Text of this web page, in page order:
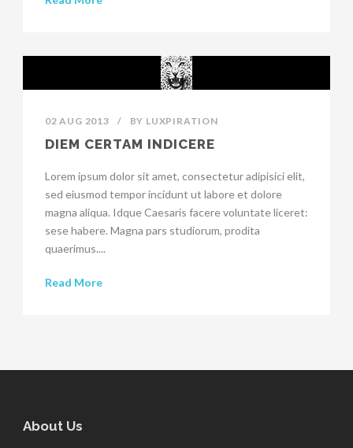
02 AUG 2013 / BY LUXPIRATION
DIEM CERTAM INDICERE
Lorem ipsum dolor sit amet, consectetur adipisici elit,
sed eiusmod tempor incidunt ut labore et dolore
magna aliqua. Idque Caesaris facere voluntate liceret:
sese habere. Magna pars studiorum, prodita
quaerimus....
Read More
About Us